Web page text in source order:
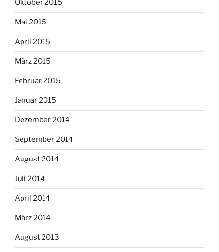
Oktober 2015
Mai 2015
April 2015
März 2015
Februar 2015
Januar 2015
Dezember 2014
September 2014
August 2014
Juli 2014
April 2014
März 2014
August 2013